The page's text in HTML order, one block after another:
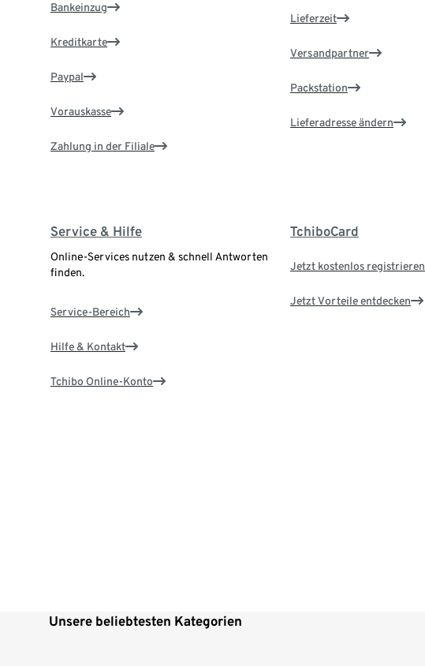
Bankeinzug
Kreditkarte
Paypal
Vorauskasse
Zahlung in der Filiale
Lieferzeit
Versandpartner
Packstation
Lieferadresse ändern
Service & Hilfe
Online-Services nutzen & schnell Antworten
finden.
Service-Bereich
Hilfe & Kontakt
Tchibo Online-Konto
TchiboCard
Jetzt kostenlos registrieren
Jetzt Vorteile entdecken
Unsere beliebtesten Kategorien